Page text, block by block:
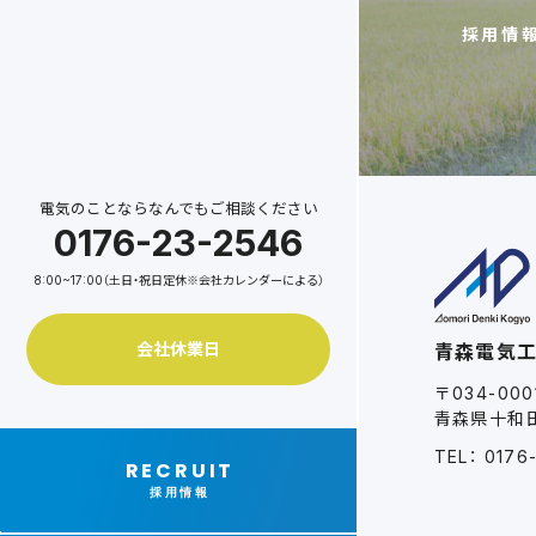
電気のことならなんでもご相談ください
0176-23-2546
8:00~17:00（土日・祝日定休※会社カレンダーによる）
会社休業日
RECRUIT
採用情報
採用情
青森電気
〒034-
青森県十和
TEL：